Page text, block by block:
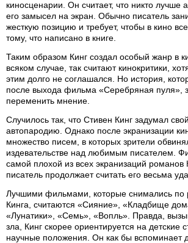
киносценарии. Он считает, что никто лучше
его замысел на экран. Обычно писатель
жесткую позицию и требует, чтобы в кино
тому, что написано в книге.
Таким образом Кинг создал особый жанр в
всяком случае, так считают кинокритики,
этим долго не соглашался. Но история,
после выхода фильма «Серебряная пуля»,
переменить мнение.
Случилось так, что Стивен Кинг задумал
автопародию. Однако после экранизации
множество писем, в которых зрители
издевательстве над любимым писателем.
самой плохой из всех экранизаций романов
писатель продолжает считать его весьма
Лучшими фильмами, которые снимались по
Кинга, считаются «Сияние», «Кладбище
«Лунатики», «Семь», «Вопль». Правда,
зла, Кинг скорее ориентируется на детские
научные положения. Он как бы вспоминает